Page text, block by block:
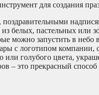
для создания
белых, пастельных или
можно запустить в небо
с логотипом компании,
или голубого цвета,
– это прекрасный